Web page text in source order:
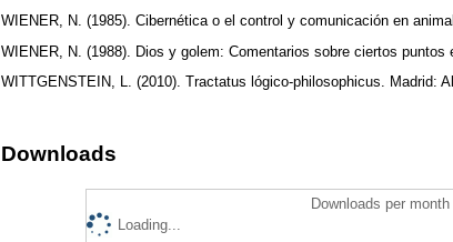
WIENER, N. (1985). Cibernética o el control y comunicación en
WIENER, N. (1988). Dios y golem: Comentarios sobre ciertos
WITTGENSTEIN, L. (2010). Tractatus lógico-philosophicus. Madrid:
Downloads
Downloads per
Loading...